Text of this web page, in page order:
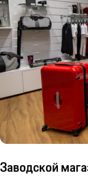
Заводской